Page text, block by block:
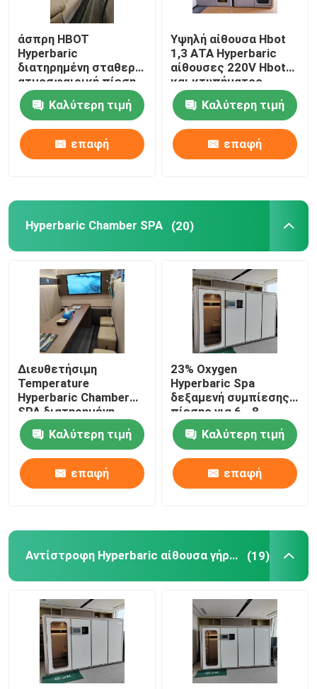
Αίθουσα εγχώριου Hyperbaric οξυγόνου
Εμπορική Hyperbaric αίθουσα
άσπρη HBOT
Hyperbaric
διατηρημένη σταθερή
ατμοσφαιρική πίεση
αίθουσα αίθουσα
ISO9001 οξυγόνου
220V 1Min
Καλύτερη τιμή
επαφή
Υψηλή αίθουσα Hbot
1,3 ΑΤΑ Hyperbaric
αίθουσες 220V Hbot
και κτυπήματος
Καλύτερη τιμή
επαφή
Hyperbaric Chamber SPA (20)
Διευθετήσιμη
Temperature
Hyperbaric Chamber
SPA διατηρημένη
σταθερή
ατμοσφαιρική πίεση
45DB αίθουσα
οξυγόνου
Καλύτερη τιμή
επαφή
23% Oxygen
Hyperbaric Spa
δεξαμενή συμπίεσης
πίεσης για 6 - 8
ανθρώπους
Καλύτερη τιμή
επαφή
Αντίστροφη Hyperbaric αίθουσα γήρανσης (19)